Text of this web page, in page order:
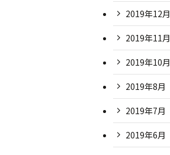
2019年12月
2019年11月
2019年10月
2019年8月
2019年7月
2019年6月